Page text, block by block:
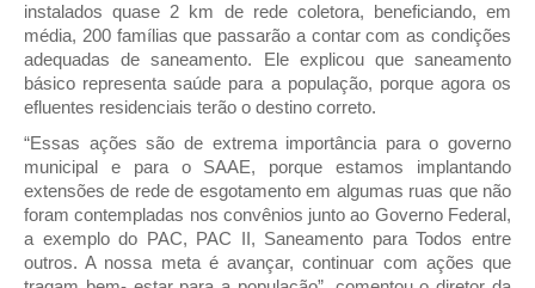
instalados quase 2 km de rede coletora, beneficiando, em
média, 200 famílias que passarão a contar com as condições
adequadas de saneamento. Ele explicou que saneamento
básico representa saúde para a população, porque agora os
efluentes residenciais terão o destino correto.
“Essas ações são de extrema importância para o governo
municipal e para o SAAE, porque estamos implantando
extensões de rede de esgotamento em algumas ruas que não
foram contempladas nos convênios junto ao Governo Federal,
a exemplo do PAC, PAC II, Saneamento para Todos entre
outros. A nossa meta é avançar, continuar com ações que